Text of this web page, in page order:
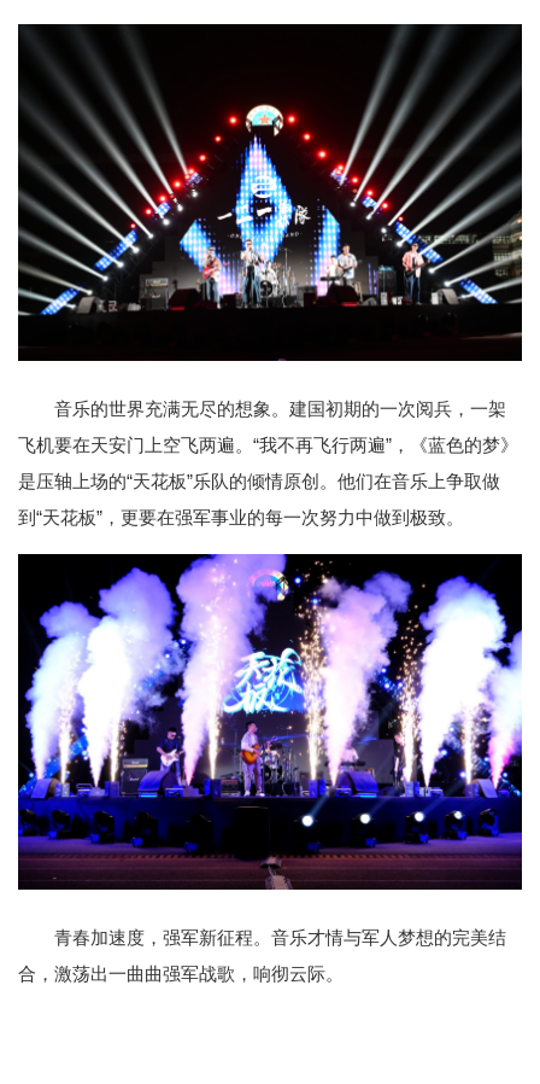
音乐的世界充满无尽的想象。建国初期的一次阅兵，一架
飞机要在天安门上空飞两遍。“我不再飞行两遍”，《蓝色的梦》
是压轴上场的“天花板”乐队的倾情原创。他们在音乐上争取做
到“天花板”，更要在强军事业的每一次努力中做到极致。
青春加速度，强军新征程。音乐才情与军人梦想的完美结
合，激荡出一曲曲强军战歌，响彻云际。